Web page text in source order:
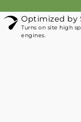
Optimized by
Turns on site high
engines.